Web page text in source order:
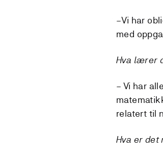
–Vi har
med
Hva lærer
– Vi har
relatert til
Hva er